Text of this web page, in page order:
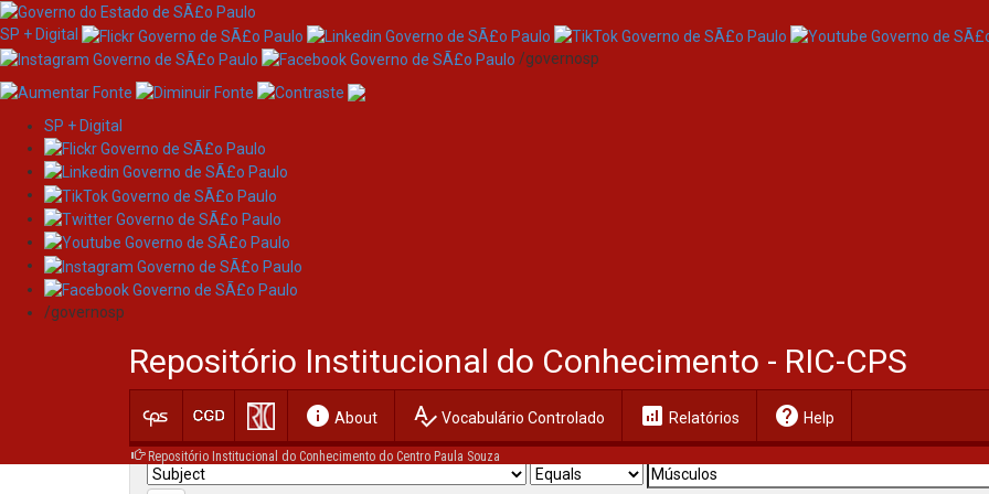
Skip
navigation
SP + Digital
/governosp
SP + Digital
/governosp
Repositório Institucional do Conhecimento - RIC-CPS
info About spellcheck Vocabulário Controlado analytics Relatórios help Help
Repositório Institucional do Conhecimento do Centro Paula Souza
Search
Current filters: